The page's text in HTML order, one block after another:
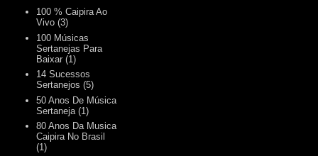
100 % Caipira Ao
Vivo (3)
100 Músicas
Sertanejas Para
Baixar (1)
14 Sucessos
Sertanejos (5)
50 Anos De Música
Sertaneja (1)
80 Anos Da Musica
Caipira No Brasil
(1)